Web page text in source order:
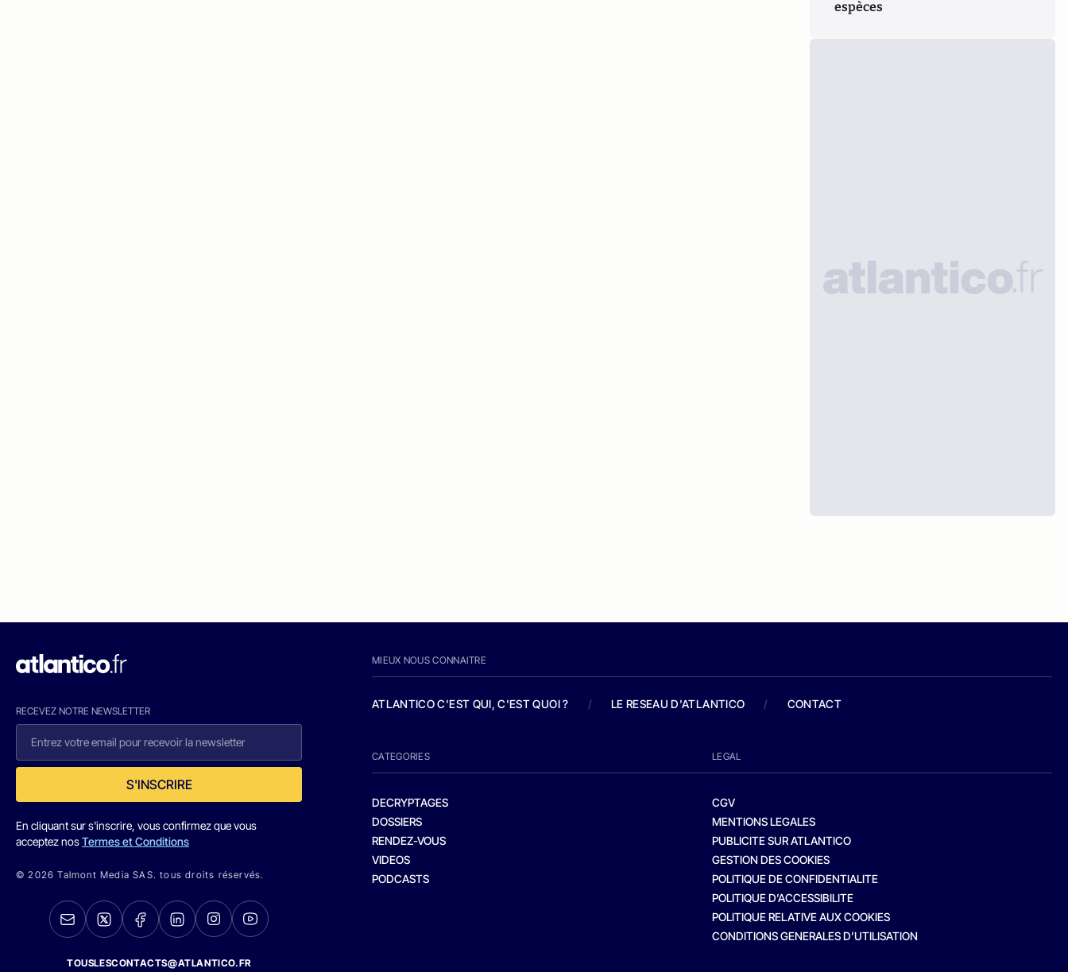
espèces
RECEVEZ NOTRE NEWSLETTER
S'INSCRIRE
En cliquant sur s'inscrire, vous confirmez que vous
acceptez nosTermes et Conditions
© 2026 Talmont Media SAS. tous droits réservés.
TOUSLESCONTACTS@ATLANTICO.FR
MIEUX NOUS CONNAITRE
ATLANTICO C'EST QUI, C'EST QUOI ? / LE RESEAU D'ATLANTICO / CONTACT
CATEGORIES
DECRYPTAGES
DOSSIERS
RENDEZ-VOUS
VIDEOS
PODCASTS
LEGAL
CGV
MENTIONS LEGALES
PUBLICITE SUR ATLANTICO
GESTION DES COOKIES
POLITIQUE DE CONFIDENTIALITE
POLITIQUE D’ACCESSIBILITE
POLITIQUE RELATIVE AUX COOKIES
CONDITIONS GENERALES D’UTILISATION